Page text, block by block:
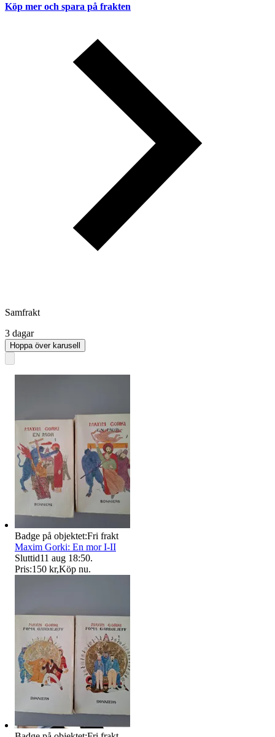
Köp mer och spara på frakten
Samfrakt
3 dagar
Hoppa över karusell
Badge på objektet:Fri frakt
Maxim Gorki: En mor I-II
Sluttid11 aug 18:50.
Pris:150 kr,Köp nu.